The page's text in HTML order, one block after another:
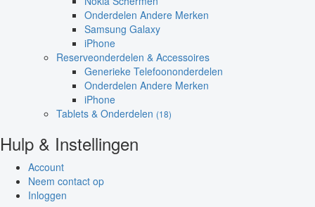
Onderdelen Andere Merken
Samsung Galaxy
iPhone
Reserveonderdelen & Accessoires
Generieke Telefoononderdelen
Onderdelen Andere Merken
iPhone
Tablets & Onderdelen (18)
Hulp & Instellingen
Account
Neem contact op
Inloggen